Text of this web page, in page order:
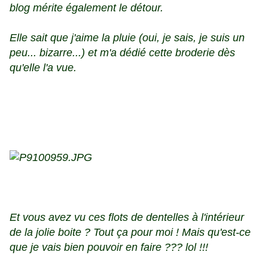
blog mérite également le détour.
Elle sait que j'aime la pluie (oui, je sais, je suis un
peu... bizarre...) et m'a dédié cette broderie dès
qu'elle l'a vue.
Et vous avez vu ces flots de dentelles à l'intérieur
de la jolie boite ? Tout ça pour moi ! Mais qu'est-ce
que je vais bien pouvoir en faire ??? lol !!!